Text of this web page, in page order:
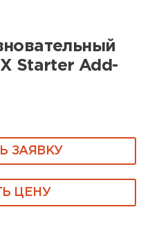
Starter Add-
ЗАЯВКУ
ЦЕНУ